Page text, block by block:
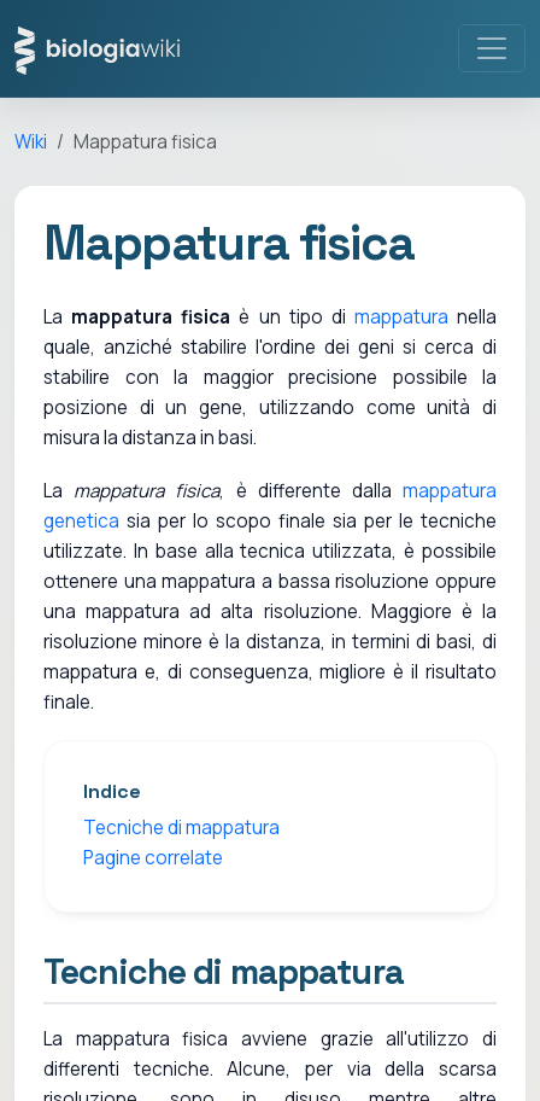
Wiki Mappatura fisica
Mappatura fisica
La mappatura fisica è un tipo di mappatura nella
quale, anziché stabilire l'ordine dei geni si cerca di
stabilire con la maggior precisione possibile la
posizione di un gene, utilizzando come unità di
misura la distanza in basi.
La mappatura fisica, è differente dallamappatura
genetica sia per lo scopo finale sia per le tecniche
utilizzate. In base alla tecnica utilizzata, è possibile
ottenere una mappatura a bassa risoluzione oppure
una mappatura ad alta risoluzione. Maggiore è la
risoluzione minore è la distanza, in termini di basi, di
mappatura e, di conseguenza, migliore è il risultato
finale.
Indice
Tecniche di mappatura
Pagine correlate
Tecniche di mappatura
La mappatura fisica avviene grazie all'utilizzo di
differenti tecniche. Alcune, per via della scarsa